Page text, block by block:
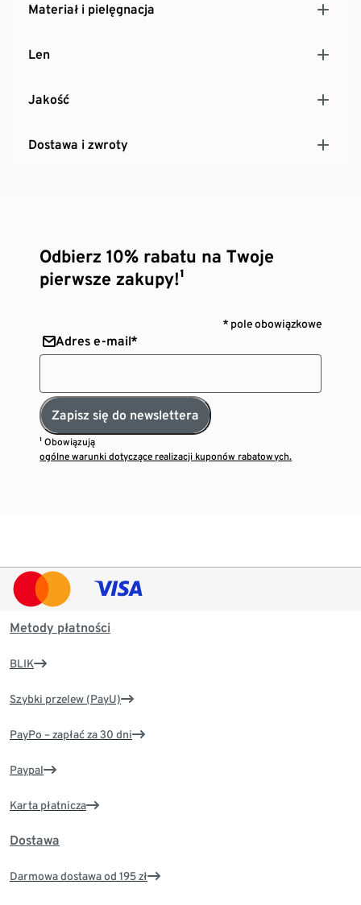
Materiał i pielęgnacja
Len
Jakość
Dostawa i zwroty
Odbierz 10% rabatu na Twoje
pierwsze zakupy!¹
* pole obowiązkowe
Adres e-mail*
Zapisz się do newslettera
¹ Obowiązują
ogólne warunki dotyczące realizacji kuponów rabatowych.
Metody płatności
BLIK
Szybki przelew (PayU)
PayPo – zapłać za 30 dni
Paypal
Karta płatnicza
Dostawa
Darmowa dostawa od 195 zł